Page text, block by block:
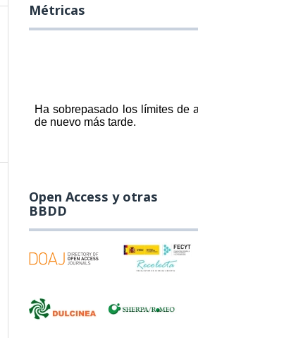
Métricas
Open Access y otras
BBDD